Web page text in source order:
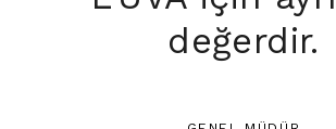
değerdir.